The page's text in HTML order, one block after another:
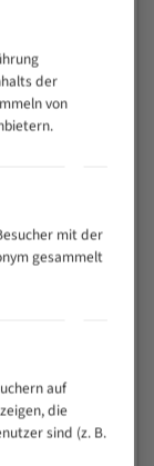
auch bei
der
von
mit der
gesammelt
auf
die
sind (z. B.